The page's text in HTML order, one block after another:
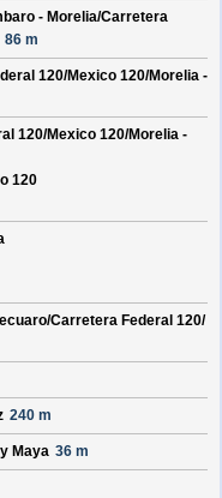
- Morelia/Carretera
86 m
120/Mexico 120/Morelia -
120/Mexico 120/Morelia -
120
Carretera Federal 120/
240 m
Maya 36 m